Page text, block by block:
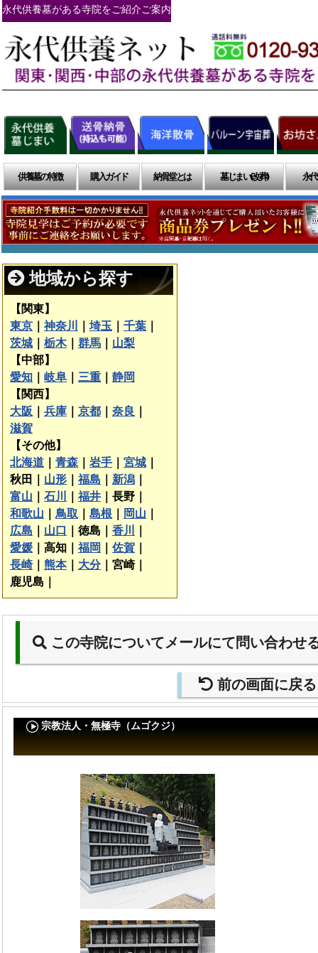
永代供養墓がある寺院をご紹介ご案内
供養墓の特徴 購入ガイド 納骨堂とは 墓じまい(改葬) 永
地域から探す
【関東】
東京
神奈川 埼玉 千葉
茨城
栃木｜ 群馬
山梨
【中部】
愛知
岐阜 三重
静岡
【関西】
大阪
兵庫 京都 奈良
滋賀
【その他】
北海道
青森 岩手 宮城
秋田｜ 山形 福島 新潟
富山
石川 福井
長野｜
和歌山
鳥取 島根 岡山
広島
山口 徳島｜ 香川
愛媛
高知｜ 福岡 佐賀
長崎｜ 熊本｜ 大分｜ 宮崎｜
鹿児島｜
この寺院についてメールにて問い合わせ
前の画面に戻る
宗教法人・無極寺（ムゴクジ）